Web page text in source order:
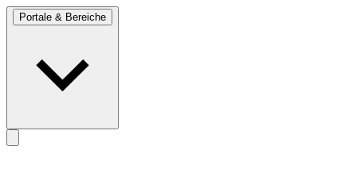
Portale & Bereiche